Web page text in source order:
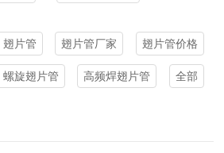
翅片管 翅片管厂家 翅片管价格
螺旋翅片管 高频焊翅片管 全部